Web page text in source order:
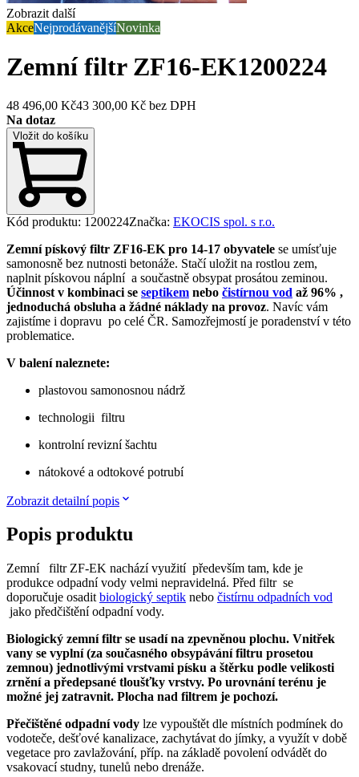
Zobrazit další
AkceNejprodávanějšíNovinka
Zemní filtr ZF16-EK1200224
48 496,00 Kč43 300,00 Kč bez DPH
Na dotaz
Vložit do košíku
Kód produktu: 1200224Značka: EKOCIS spol. s r.o.
Zemní pískový filtr ZF16-EK pro 14-17 obyvatele se umísťuje
samonosně bez nutnosti betonáže. Stačí uložit na rostlou zem,
naplnit pískovou náplní a součastně obsypat prosátou zeminou.
Účinnost v kombinaci se septikem nebo čistírnou vod až 96% ,
jednoduchá obsluha a žádné náklady na provoz. Navíc vám
zajistíme i dopravu po celé ČR. Samozřejmostí je poradenství v této
problematice.
V balení naleznete:
plastovou samonosnou nádrž
technologii filtru
kontrolní revizní šachtu
nátokové a odtokové potrubí
Zobrazit detailní popis
Popis produktu
Zemní filtr ZF-EK nachází využití především tam, kde je
produkce odpadní vody velmi nepravidelná. Před filtr se
doporučuje osadit biologický septik nebo čistírnu odpadních vod
jako předčištění odpadní vody.
Biologický zemní filtr se usadí na zpevněnou plochu. Vnitřek
vany se vyplní (za současného obsypávání filtru prosetou
zemnou) jednotlivými vrstvami písku a štěrku podle velikosti
zrnění a předepsané tloušťky vrstvy. Po urovnání terénu je
možné jej zatravnit. Plocha nad filtrem je pochozí.
Přečištěné odpadní vody lze vypouštět dle místních podmínek do
vodoteče, dešťové kanalizace, zachytávat do jímky, a využít v době
vegetace pro zavlažování, příp. na základě povolení odvádět do
vsakovací studny, tunelů nebo drenáže.